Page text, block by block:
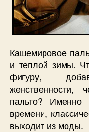
Кашемировое
и теплой зимы.
фигуру,
женственности,
пальто? Именно
времени,
выходит из моды.